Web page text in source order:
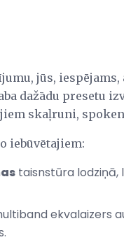
jūs,
dažādu presetu
skaļruni,
iebūvētajiem:
taisnstūra lodziņā,
ekvalaizers